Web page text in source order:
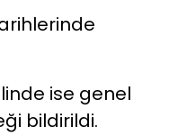
ise genel
bildirildi.